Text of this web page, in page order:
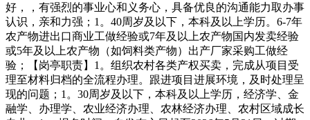
好，，有强烈的事业心和义务心，具备优良的沟通能力取办事
认识，亲和力强；1。40周岁及以下，本科及以上学历。6-7年
农产物进出口商业工做经验或7年及以上农产物国内发卖经验
或5年及以上农产物（如饲料类产物）出产厂家采购工做经
验；【岗亭职责】1。组织农村各类产权买卖，完成从项目受
理至材料归档的全流程办理。跟进项目进展环境，及时处理呈
现的问题；1。30周岁及以下，本科及以上学历，经济学、金
融学、办理学、农业经济办理、农林经济办理、农村区域成长